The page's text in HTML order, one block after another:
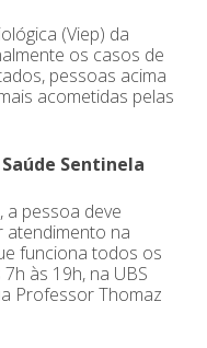
(Viep) da
os casos de
pessoas acima
acometidas pelas
Sentinela
a pessoa deve
atendimento na
funciona todos os
às 19h, na UBS
Professor Thomaz